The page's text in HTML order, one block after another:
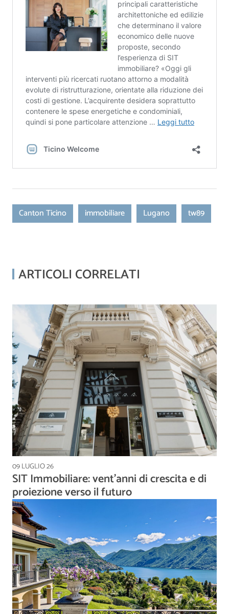
Canton Ticino immobiliare Lugano tw89
ARTICOLI CORRELATI
09 LUGLIO 26
SIT Immobiliare: vent’anni di crescita e di
proiezione verso il futuro